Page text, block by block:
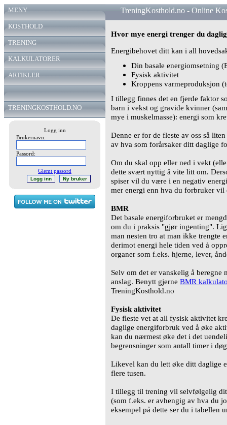
MENY
KOSTHOLD
TRENING
KALKULATORER
ARTIKLER
TRENINGKOSTHOLD.NO
Logg inn
Brukernavn:
Passord:
Glemt passord
TreningKosthold.no - Online
Hvor mye energi trenger du
Energibehovet ditt kan i all
Din basale energiomsetning
Fysisk aktivitet
Kroppens varmeproduksjon
I tillegg finnes det en fjerde faktor
barn i vekst og gravide kvinner
mye i muskelmasse): energi som
Denne er for de fleste av oss så
av hva som forårsaker ditt daglige
Om du skal opp eller ned i vekt
dette svært nyttig å vite litt om.
spiser vil du være i en negativ
mer energi enn hva du forbruker
BMR
Det basale energiforbruket er
om du i praksis "gjør ingenting".
man nesten tro at man ikke trengte
derimot energi hele tiden ved å
organer som f.eks. hjerne, lever,
Selv om det er vanskelig å
anslag. Benytt gjerne BMR
TreningKosthold.no
Fysisk aktivitet
De fleste vet at all fysisk aktivitet
daglige energiforbruk ved å øke
kan du nærmest øke det i det
begrensninger som antall timer i
Likevel kan du lett øke ditt daglige
flere tusen.
I tillegg til trening vil selvfølgelig
(som f.eks. er avhengig av hva du
eksempel på dette ser du i tabellen